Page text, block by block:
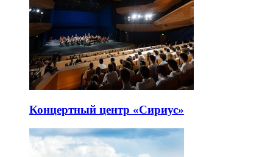
Концертный центр «Сириус»